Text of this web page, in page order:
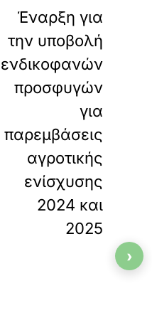
Έναρξη για
την υποβολή
ενδικοφανών
προσφυγών
για
παρεμβάσεις
αγροτικής
ενίσχυσης
2024 και
2025
›